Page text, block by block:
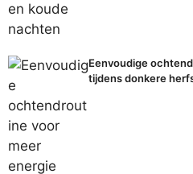
Eenvoudige
tijdens donkere